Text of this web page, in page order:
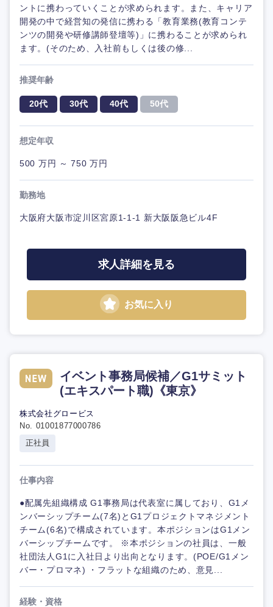
ントに携わっていくことが求められます。また、キャリア
開発の中で経営知の発信に携わる「教育業務(教育コンテ
ンツの開発や研修講師登壇等)」に携わることが求められ
ます。(そのため、入社前もしくは後の修...
推奨年齢
20代 30代 40代 50代
想定年収
500 万円 ～ 750 万円
勤務地
大阪府大阪市淀川区宮原1-1-1 新大阪阪急ビル4F
求人詳細を見る
お気に入り
イベント事務局候補／G1サミット
(エキスパート職)《東京》
株式会社グロービス
No. 01001877000786
正社員
仕事内容
●配属先組織構成 G1事務局は代表室に属しており、G1メ
ンバーシップチーム(7名)とG1プロジェクトマネジメント
チーム(6名)で構成されています。本ポジションはG1メン
バーシップチームです。 ※本ポジションの社員は、一般
社団法人G1に入社日より出向となります。(POE/G1メン
バー・プロマネ) ・フラットな組織のため、意見...
経験・資格